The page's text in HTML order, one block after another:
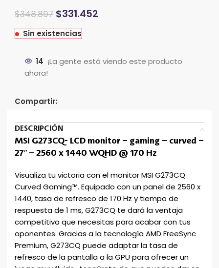
$348.897 $331.452
Sin existencias
14 ¡La gente está viendo este producto
ahora!
Compartir:
DESCRIPCIÓN
MSI G273CQ- LCD monitor – gaming – curved –
27″ – 2560 x 1440 WQHD @ 170 Hz
Visualiza tu victoria con el monitor MSI G273CQ
Curved Gaming™. Equipado con un panel de 2560 x
1440, tasa de refresco de 170 Hz y tiempo de
respuesta de 1 ms, G273CQ te dará la ventaja
competitiva que necesitas para acabar con tus
oponentes. Gracias a la tecnología AMD FreeSync
Premium, G273CQ puede adaptar la tasa de
refresco de la pantalla a la GPU para ofrecer un